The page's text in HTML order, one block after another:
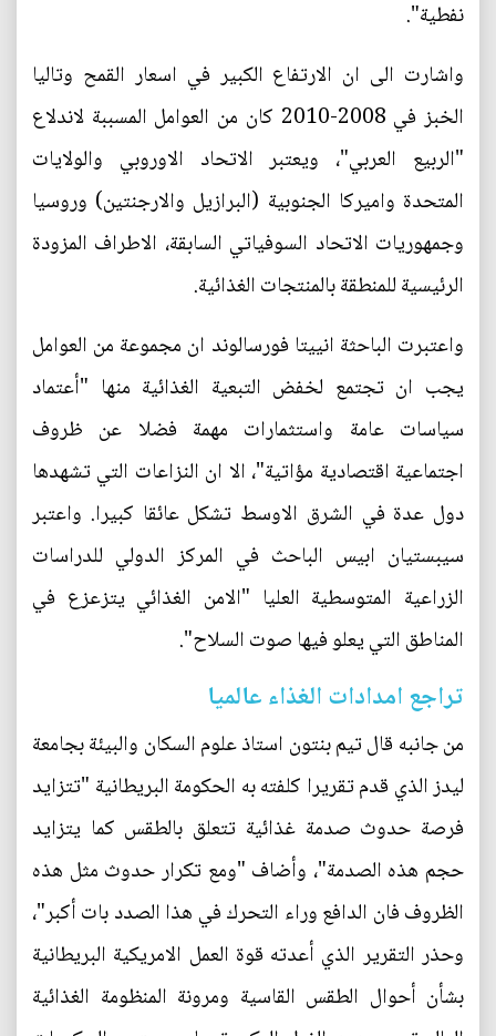
نفطية".
واشارت الى ان الارتفاع الكبير في اسعار القمح وتاليا
الخبز في 2008-2010 كان من العوامل المسببة لاندلاع
"الربيع العربي"، ويعتبر الاتحاد الاوروبي والولايات
المتحدة واميركا الجنوبية (البرازيل والارجنتين) وروسيا
وجمهوريات الاتحاد السوفياتي السابقة، الاطراف المزودة
الرئيسية للمنطقة بالمنتجات الغذائية.
واعتبرت الباحثة انييتا فورسالوند ان مجموعة من العوامل
يجب ان تجتمع لخفض التبعية الغذائية منها "أعتماد
سياسات عامة واستثمارات مهمة فضلا عن ظروف
اجتماعية اقتصادية مؤاتية"، الا ان النزاعات التي تشهدها
دول عدة في الشرق الاوسط تشكل عائقا كبيرا. واعتبر
سيبستيان ابيس الباحث في المركز الدولي للدراسات
الزراعية المتوسطية العليا "الامن الغذائي يتزعزع في
المناطق التي يعلو فيها صوت السلاح".
تراجع امدادات الغذاء عالميا
من جانبه قال تيم بنتون استاذ علوم السكان والبيئة بجامعة
ليدز الذي قدم تقريرا كلفته به الحكومة البريطانية "تتزايد
فرصة حدوث صدمة غذائية تتعلق بالطقس كما يتزايد
حجم هذه الصدمة"، وأضاف "ومع تكرار حدوث مثل هذه
الظروف فان الدافع وراء التحرك في هذا الصدد بات أكبر"،
وحذر التقرير الذي أعدته قوة العمل الامريكية البريطانية
بشأن أحوال الطقس القاسية ومرونة المنظومة الغذائية